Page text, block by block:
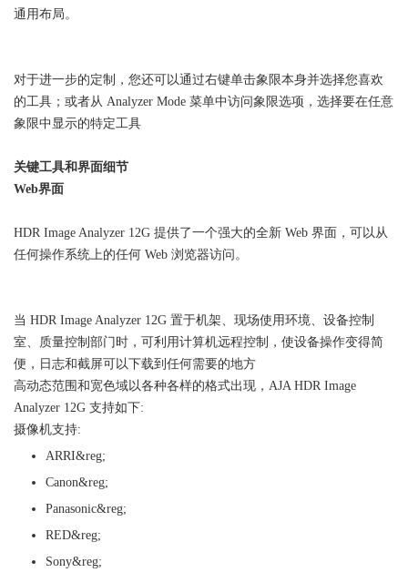
通用布局。
对于进一步的定制，您还可以通过右键单击象限本身并选择您喜欢
的工具；或者从 Analyzer Mode 菜单中访问象限选项，选择要在任意
象限中显示的特定工具
关键工具和界面细节
Web界面
HDR Image Analyzer 12G 提供了一个强大的全新 Web 界面，可以从
任何操作系统上的任何 Web 浏览器访问。
当 HDR Image Analyzer 12G 置于机架、现场使用环境、设备控制
室、质量控制部门时，可利用计算机远程控制，使设备操作变得简
便，日志和截屏可以下载到任何需要的地方
高动态范围和宽色域以各种各样的格式出现，AJA HDR Image
Analyzer 12G 支持如下:
摄像机支持:
ARRI&reg;
Canon&reg;
Panasonic&reg;
RED&reg;
Sony&reg;